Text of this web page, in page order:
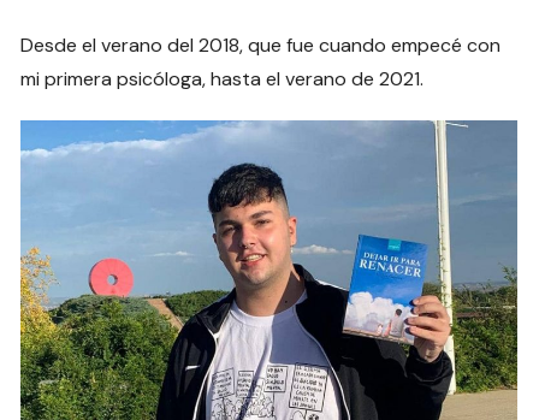
Desde el verano del 2018, que fue cuando empecé con
mi primera psicóloga, hasta el verano de 2021.